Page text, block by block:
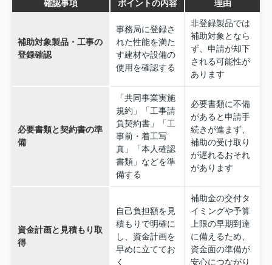
確認事項 ポイントの内容 理由
補助対象製品・工事の
登録確認
事務局に登録さ
れた性能を満た
す建材や設備の
使用を確認する
非登録製品では
補助対象となら
ず、申請が却下
される可能性が
あります
必要書類と契約書の準
備
「共同事業実施
規約」「工事請
負契約書」「工
事前・着工写
真」「本人確認
書類」などを準
備する
必要書類に不備
があると申請手
続きが進まず、
補助の受け取り
が遅れるおそれ
があります
資金計画と見積もり取
得
自己負担額を見
積もりで明確に
し、資金計画を
早めに立ててお
く
補助金の交付タ
イミングや予算
上限の早期到達
に備えるため、
資金面の準備が
安心につながり